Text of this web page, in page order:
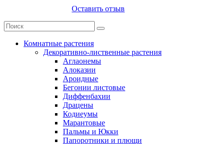
Оставить отзыв
Комнатные растения
Декоративно-лиственные растения
Аглаонемы
Алоказии
Ароидные
Бегонии листовые
Диффенбахии
Драцены
Кодиеумы
Марантовые
Пальмы и Юкки
Папоротники и плющи